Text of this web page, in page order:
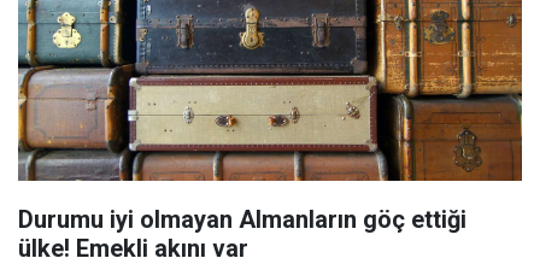
Durumu iyi olmayan Almanların göç ettiği
ülke! Emekli akını var